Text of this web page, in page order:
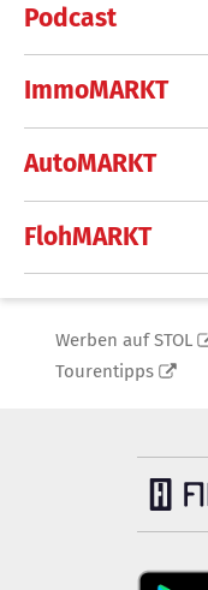
Podcast
ImmoMARKT
AutoMARKT
FlohMARKT
Werben auf STOL
Tourentipps